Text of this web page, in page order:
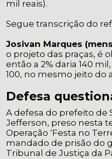
mil reais).
Segue transcrição do
Josivan Marques
o projeto das praças, é
então a 2% daria 140
100, no mesmo jeito do
Defesa
A defesa do prefeito de
Jefferson, preso nesta
Operação ‘Festa no
mandado de prisão do
Tribunal de Justiça da